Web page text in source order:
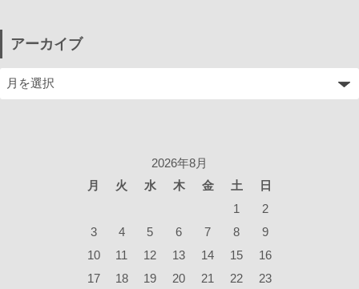
アーカイブ
2026年8月
月
火 水 木 金 土
日
1
2
3
4 5 6 7 8
9
10
11 12 13 14 15
16
17
18 19 20 21 22 23